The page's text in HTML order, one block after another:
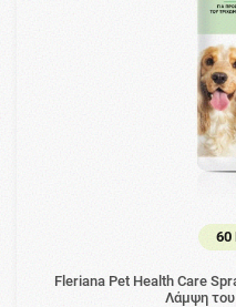
60
Fleriana Pet Health Care
Λάμψη